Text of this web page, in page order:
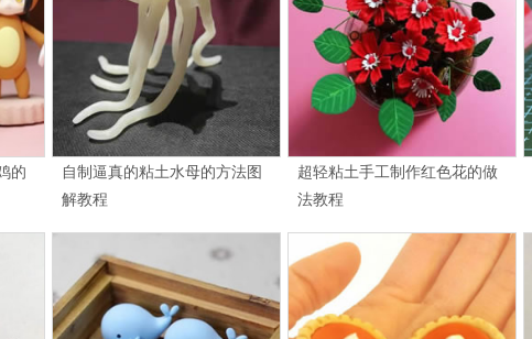
的
自制逼真的粘土水母的方法图
解教程
超轻粘土手工制作红色花的做
法教程